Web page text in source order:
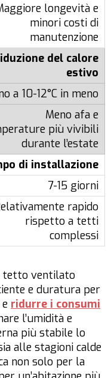
longevità e
minori costi di
manutenzione
del calore
estivo
a 10-12°C in meno
Meno afa e
più vivibili
durante l’estate
di installazione
7-15 giorni
rapido
rispetto a tetti
complessi
tetto ventilato
e duratura per
ridurre i consumi
l’umidità e
più stabile lo
alle stagioni calde
non solo per la